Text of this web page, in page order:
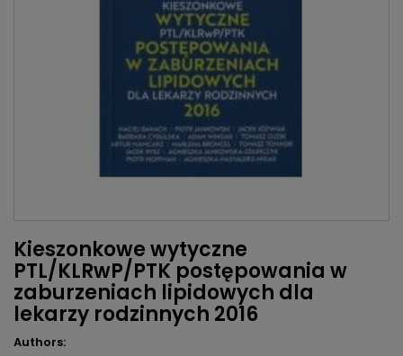
Kieszonkowe wytyczne
PTL/KLRwP/PTK postępowania w
zaburzeniach lipidowych dla
lekarzy rodzinnych 2016
Authors: